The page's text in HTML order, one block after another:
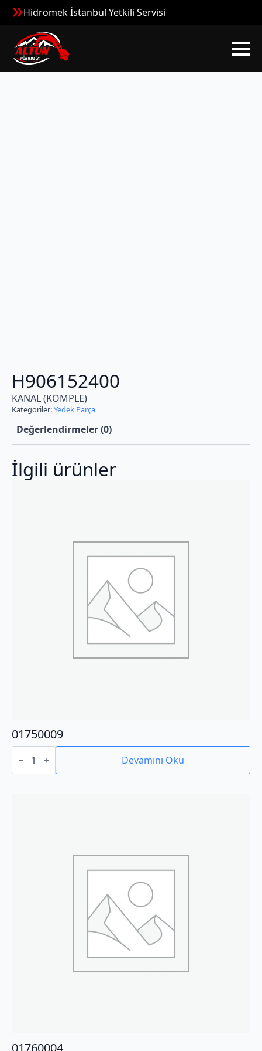
Hidromek İstanbul Yetkili Servisi
H906152400
KANAL (KOMPLE)
Kategoriler:Yedek Parça
Değerlendirmeler (0)
İlgili ürünler
01750009
01750009
adet Devamını Oku
01760004